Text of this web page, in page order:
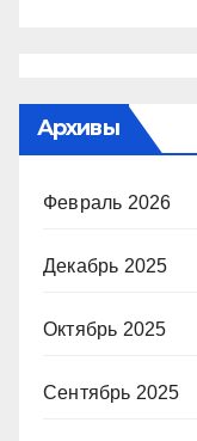
Архивы
Февраль 2026
Декабрь 2025
Октябрь 2025
Сентябрь 2025